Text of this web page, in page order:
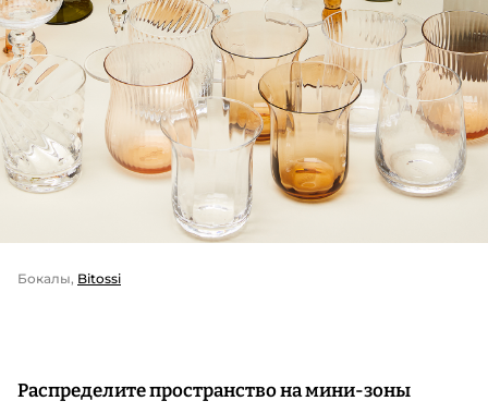
Бокалы, Bitossi
Распределите пространство на мини-зоны